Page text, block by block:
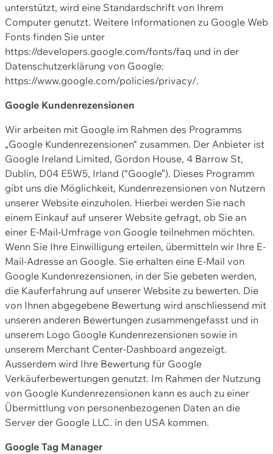
unterstützt, wird eine Standardschrift von Ihrem
Computer genutzt. Weitere Informationen zu Google Web
Fonts finden Sie unter
https://developers.google.com/fonts/faq und in der
Datenschutzerklärung von Google:
https://www.google.com/policies/privacy/.
Google Kundenrezensionen
Wir arbeiten mit Google im Rahmen des Programms
„Google Kundenrezensionen“ zusammen. Der Anbieter ist
Google Ireland Limited, Gordon House, 4 Barrow St,
Dublin, D04 E5W5, Irland (“Google”). Dieses Programm
gibt uns die Möglichkeit, Kundenrezensionen von Nutzern
unserer Website einzuholen. Hierbei werden Sie nach
einem Einkauf auf unserer Website gefragt, ob Sie an
einer E-Mail-Umfrage von Google teilnehmen möchten.
Wenn Sie Ihre Einwilligung erteilen, übermitteln wir Ihre E-
Mail-Adresse an Google. Sie erhalten eine E-Mail von
Google Kundenrezensionen, in der Sie gebeten werden,
die Kauferfahrung auf unserer Website zu bewerten. Die
von Ihnen abgegebene Bewertung wird anschliessend mit
unseren anderen Bewertungen zusammengefasst und in
unserem Logo Google Kundenrezensionen sowie in
unserem Merchant Center-Dashboard angezeigt.
Ausserdem wird Ihre Bewertung für Google
Verkäuferbewertungen genutzt. Im Rahmen der Nutzung
von Google Kundenrezensionen kann es auch zu einer
Übermittlung von personenbezogenen Daten an die
Server der Google LLC. in den USA kommen.
Google Tag Manager